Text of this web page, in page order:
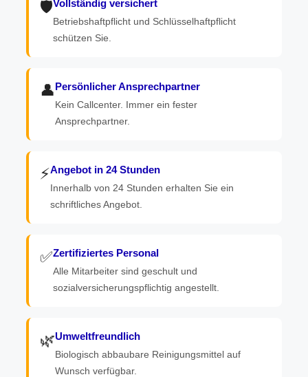
🛡️Vollständig versichert
Betriebshaftpflicht und Schlüsselhaftpflicht
schützen Sie.
👤Persönlicher Ansprechpartner
Kein Callcenter. Immer ein fester
Ansprechpartner.
⚡Angebot in 24 Stunden
Innerhalb von 24 Stunden erhalten Sie ein
schriftliches Angebot.
✅Zertifiziertes Personal
Alle Mitarbeiter sind geschult und
sozialversicherungspflichtig angestellt.
🌿Umweltfreundlich
Biologisch abbaubare Reinigungsmittel auf
Wunsch verfügbar.